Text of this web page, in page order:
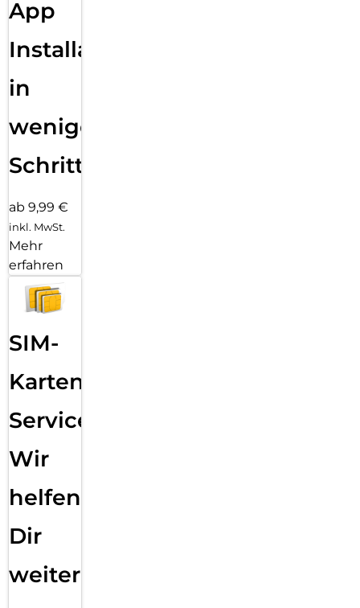
App
Installation
in
wenigen
Schritten
ab 9,99 €
inkl. MwSt.
Mehr
erfahren
SIM-
Karten
Service:
Wir
helfen
Dir
weiter